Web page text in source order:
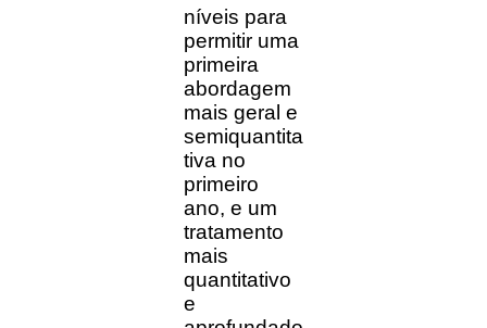
níveis para
permitir uma
primeira
abordagem
mais geral e
semiquantita
tiva no
primeiro
ano, e um
tratamento
mais
quantitativo
e